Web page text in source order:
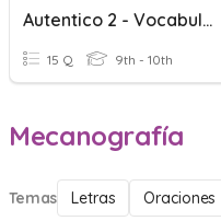
Autentico 2 - Vocabulario 5a
15 Q 9th - 10th
Mecanografía
Temas Letras Oraciones